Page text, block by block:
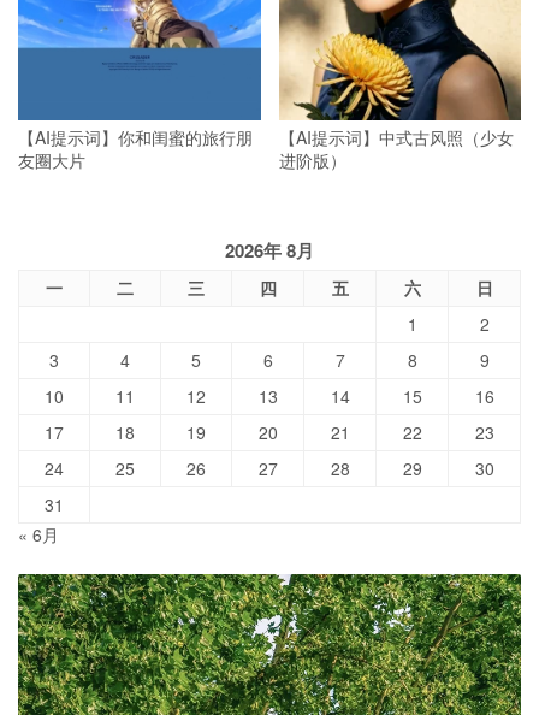
【AI提示词】你和闺蜜的旅行朋
友圈大片
【AI提示词】中式古风照（少女
进阶版）
2026年 8月
一 二 三 四 五 六
日
1
2
3
4 5 6 7 8
9
10
11 12 13 14 15
16
17
18 19 20 21 22
23
24
25 26 27 28 29
30
31
« 6月